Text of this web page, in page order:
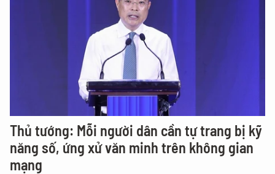
Thủ tướng: Mỗi người dân cần tự trang bị kỹ
năng số, ứng xử văn minh trên không gian
mạng